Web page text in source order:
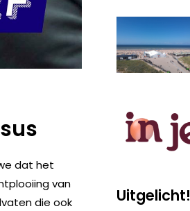
dat het
van
die ook
Uitgelicht!